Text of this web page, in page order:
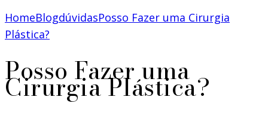
HomeBlogdúvidasPosso Fazer uma Cirurgia
Plástica?
Posso Fazer uma
Cirurgia Plástica?